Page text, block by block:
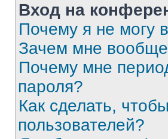
Вход на
Почему я не могу
Зачем мне вообще
Почему мне
пароля?
Как сделать,
пользователей?